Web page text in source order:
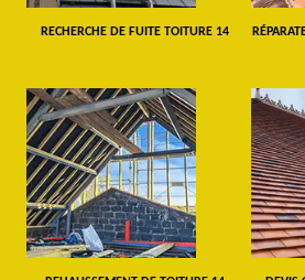
RECHERCHE DE FUITE TOITURE 14